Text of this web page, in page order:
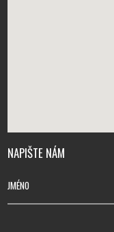
NAPIŠTE NÁM
JMÉNO